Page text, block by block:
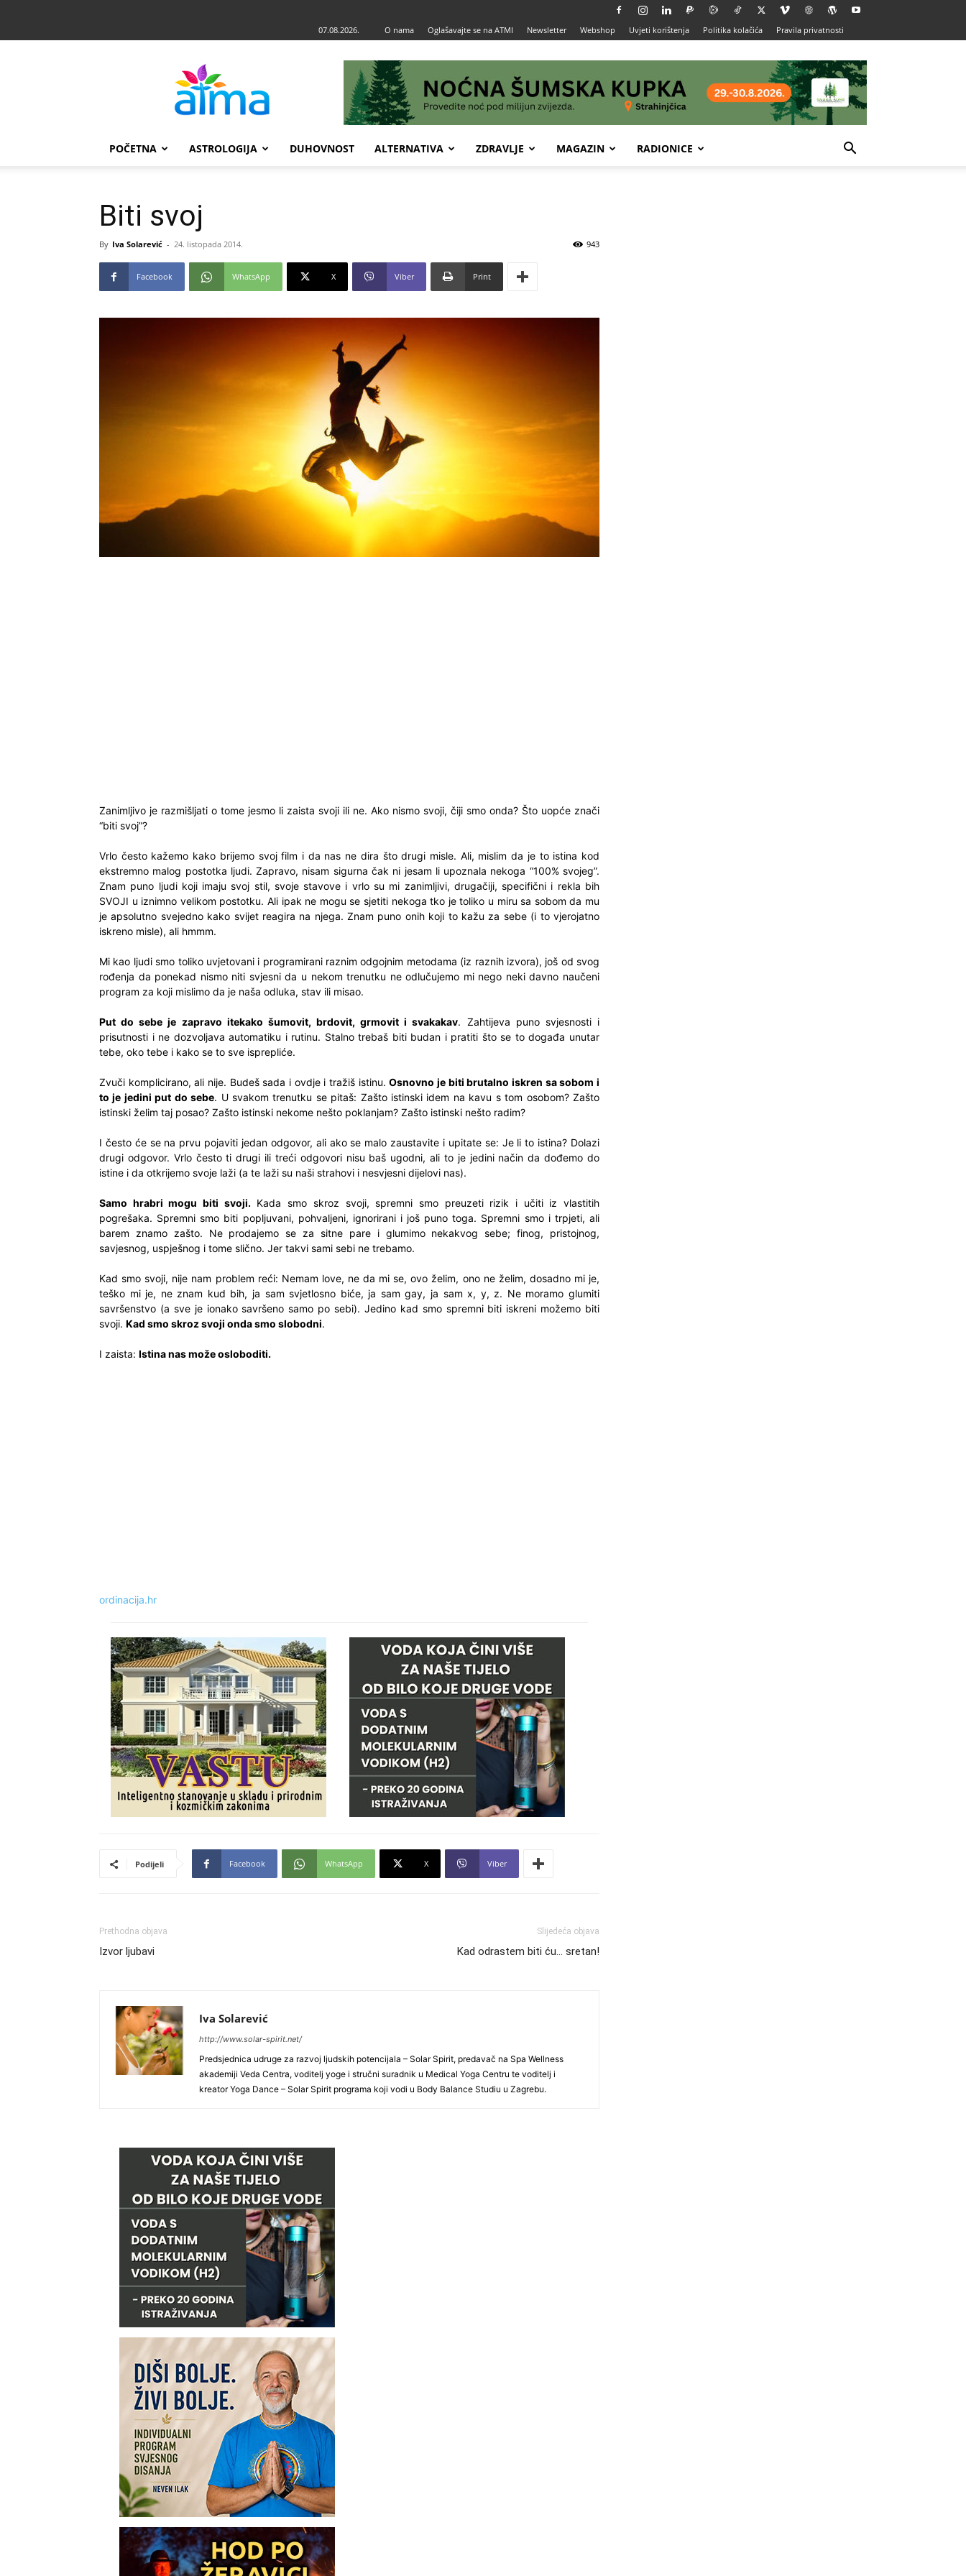
07.08.2026. O nama Oglašavajte se na ATMI Newsletter Webshop Uvjeti korištenja Politika kolačića Pravila privatnosti
POČETNA ASTROLOGIJA DUHOVNOST ALTERNATIVA ZDRAVLJE MAGAZIN RADIONICE
Biti svoj
By Iva Solarević - 24. listopada 2014. 943
Facebook WhatsApp X Viber Print
Zanimljivo je razmišljati o tome jesmo li zaista svoji ili ne. Ako nismo svoji, čiji smo onda? Što uopće znači
“biti svoj”?
Vrlo često kažemo kako brijemo svoj film i da nas ne dira što drugi misle. Ali, mislim da je to istina kod
ekstremno malog postotka ljudi. Zapravo, nisam sigurna čak ni jesam li upoznala nekoga “100% svojeg”.
Znam puno ljudi koji imaju svoj stil, svoje stavove i vrlo su mi zanimljivi, drugačiji, specifični i rekla bih
SVOJI u iznimno velikom postotku. Ali ipak ne mogu se sjetiti nekoga tko je toliko u miru sa sobom da mu
je apsolutno svejedno kako svijet reagira na njega. Znam puno onih koji to kažu za sebe (i to vjerojatno
iskreno misle), ali hmmm.
Mi kao ljudi smo toliko uvjetovani i programirani raznim odgojnim metodama (iz raznih izvora), još od svog
rođenja da ponekad nismo niti svjesni da u nekom trenutku ne odlučujemo mi nego neki davno naučeni
program za koji mislimo da je naša odluka, stav ili misao.
Put do sebe je zapravo itekako šumovit, brdovit, grmovit i svakakav. Zahtijeva puno svjesnosti i
prisutnosti i ne dozvoljava automatiku i rutinu. Stalno trebaš biti budan i pratiti što se to događa unutar
tebe, oko tebe i kako se to sve isprepliće.
Zvuči komplicirano, ali nije. Budeš sada i ovdje i tražiš istinu.Osnovno je biti brutalno iskren sa sobom i
to je jedini put do sebe. U svakom trenutku se pitaš: Zašto istinski idem na kavu s tom osobom? Zašto
istinski želim taj posao? Zašto istinski nekome nešto poklanjam? Zašto istinski nešto radim?
I često će se na prvu pojaviti jedan odgovor, ali ako se malo zaustavite i upitate se: Je li to istina? Dolazi
drugi odgovor. Vrlo često ti drugi ili treći odgovori nisu baš ugodni, ali to je jedini način da dođemo do
istine i da otkrijemo svoje laži (a te laži su naši strahovi i nesvjesni dijelovi nas).
Samo hrabri mogu biti svoji.Kada smo skroz svoji, spremni smo preuzeti rizik i učiti iz vlastitih
pogrešaka. Spremni smo biti popljuvani, pohvaljeni, ignorirani i još puno toga. Spremni smo i trpjeti, ali
barem znamo zašto. Ne prodajemo se za sitne pare i glumimo nekakvog sebe; finog, pristojnog,
savjesnog, uspješnog i tome slično. Jer takvi sami sebi ne trebamo.
Kad smo svoji, nije nam problem reći: Nemam love, ne da mi se, ovo želim, ono ne želim, dosadno mi je,
teško mi je, ne znam kud bih, ja sam svjetlosno biće, ja sam gay, ja sam x, y, z. Ne moramo glumiti
savršenstvo (a sve je ionako savršeno samo po sebi). Jedino kad smo spremni biti iskreni možemo biti
svoji. Kad smo skroz svoji onda smo slobodni.
I zaista: Istina nas može osloboditi.
ordinacija.hr
Podijeli Facebook WhatsApp X Viber
Prethodna objava
Izvor ljubavi
Slijedeća objava
Kad odrastem biti ću… sretan!
Iva Solarević
http://www.solar-spirit.net/
Predsjednica udruge za razvoj ljudskih potencijala – Solar Spirit, predavač na Spa Wellness
akademiji Veda Centra, voditelj yoge i stručni suradnik u Medical Yoga Centru te voditelj i
kreator Yoga Dance – Solar Spirit programa koji vodi u Body Balance Studiu u Zagrebu.